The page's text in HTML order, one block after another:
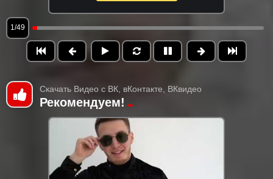
1/49
Скачать Видео с ВК, вКонтакте, ВКвидео
Рекомендуем!